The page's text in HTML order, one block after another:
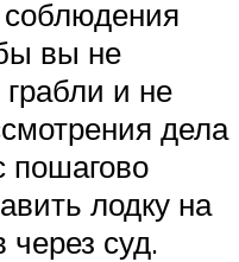
вы не
и не
дела
пошагово
лодку на
через суд.